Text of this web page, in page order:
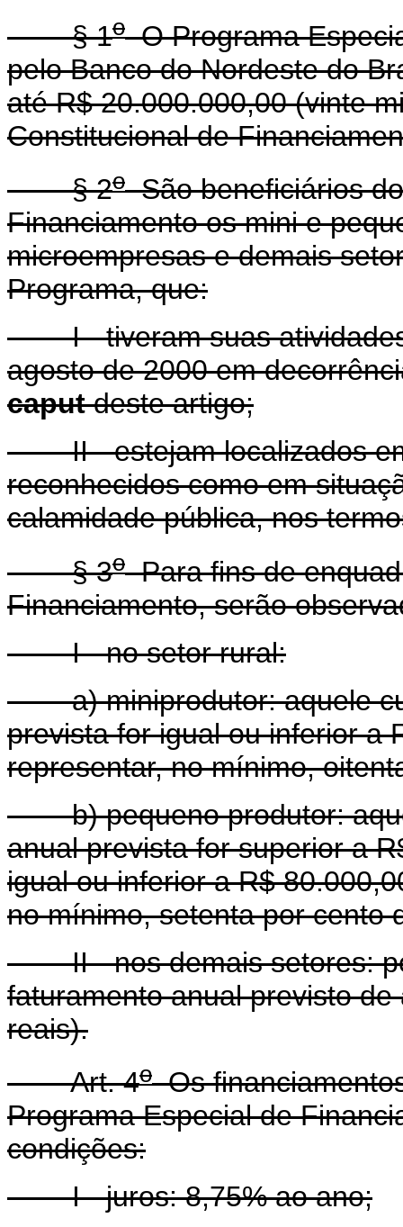
§ 1oO Programa
pelo Banco do Nordeste do
até R$ 20.000.000,00 (vinte
Constitucional de
§ 2oSão beneficiários
Financiamento os mini e
microempresas e demais
Programa, que:
I - tiveram suas atividades
agosto de 2000 em
caputdeste artigo;
II - estejam localizados em
reconhecidos como em
calamidade pública, nos
§ 3oPara fins de
Financiamento, serão
I - no setor rural:
a) miniprodutor: aquele
prevista for igual ou inferior a
representar, no mínimo,
b) pequeno produtor:
anual prevista for superior a
igual ou inferior a R$
no mínimo, setenta por cento
II - nos demais setores:
faturamento anual previsto
reais).
Art. 4oOs
Programa Especial de
condições:
I - juros: 8,75% ao ano;